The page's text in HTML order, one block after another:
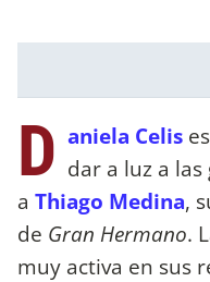
D aniela Celis
dar a luz a
a Thiago Medina,
de Gran Hermano.
muy activa en sus